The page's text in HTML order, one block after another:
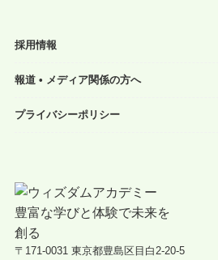
採用情報
報道 • メディア関係の方へ
プライバシーポリシー
〒171-0031 東京都豊島区目白2-20-5